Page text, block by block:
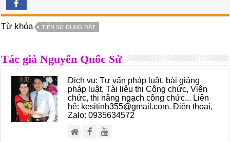
Từ khóa TIỀN SỬ DỤNG ĐẤT
Tác giả Nguyễn Quốc Sử
Dịch vụ: Tư vấn pháp luật, bài giảng
pháp luật, Tài liệu thi Công chức, Viên
chức, thi nâng ngạch công chức... Liên
hệ: kesitinh355@gmail.com. Điện thoại,
Zalo: 0935634572